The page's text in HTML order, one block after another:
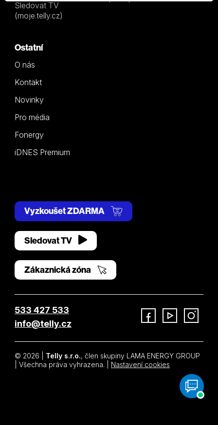
Sledovat TV
(moje.telly.cz)
Ostatní
O nás
Kontakt
Novinky
Pro média
Fonergy
iDNES Premium
Vyzkoušet ZDARMA
Sledovat TV
Zákaznická zóna
533 427 533
info@telly.cz
© 2026 | Telly s.r.o., člen skupiny LAMA ENERGY GROUP
| Všechna práva vyhrazena. | Nastavení cookies